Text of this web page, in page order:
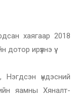
хаягаар 2018
ирүүлнэ үү.
үндэсний
яамны Хяналт-